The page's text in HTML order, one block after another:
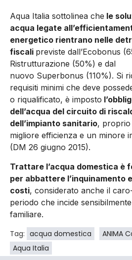
Aqua Italia sottolinea che le
acqua legate
energetico rientrano nelle
fiscali previste dall’Ecobonus
Ristrutturazione (50%) e dal
nuovo Superbonus (110%). Si
requisiti minimi che deve
o riqualificato, è imposto
dell’acqua del circuito di
dell’impianto sanitario,
migliore efficienza e un minore
(DM 26 giugno 2015).
Trattare l’acqua domestica è
per abbattere l’inquinamento
costi, considerato anche il
periodo che incide
familiare.
Tag: acqua domestica
ANIMA
Aqua Italia